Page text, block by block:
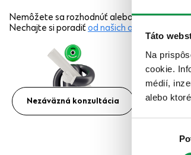
Táto
Na
cookie.
médií,
alebo
Nezáväzná konzultácia
Nemôžete sa rozhodnúť alebo chcete niečo
Nechajte si poradiťod našich odborníkov